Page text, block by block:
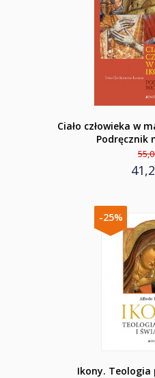
Ciało człowieka w
Podręcznik
-25%
Ikony. Teologia